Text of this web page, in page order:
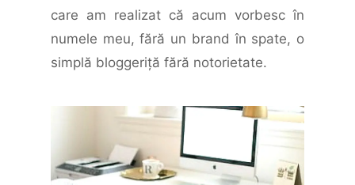
care am realizat că acum vorbesc în
numele meu, fără un brand în spate, o
simplă bloggeriţă fără notorietate.